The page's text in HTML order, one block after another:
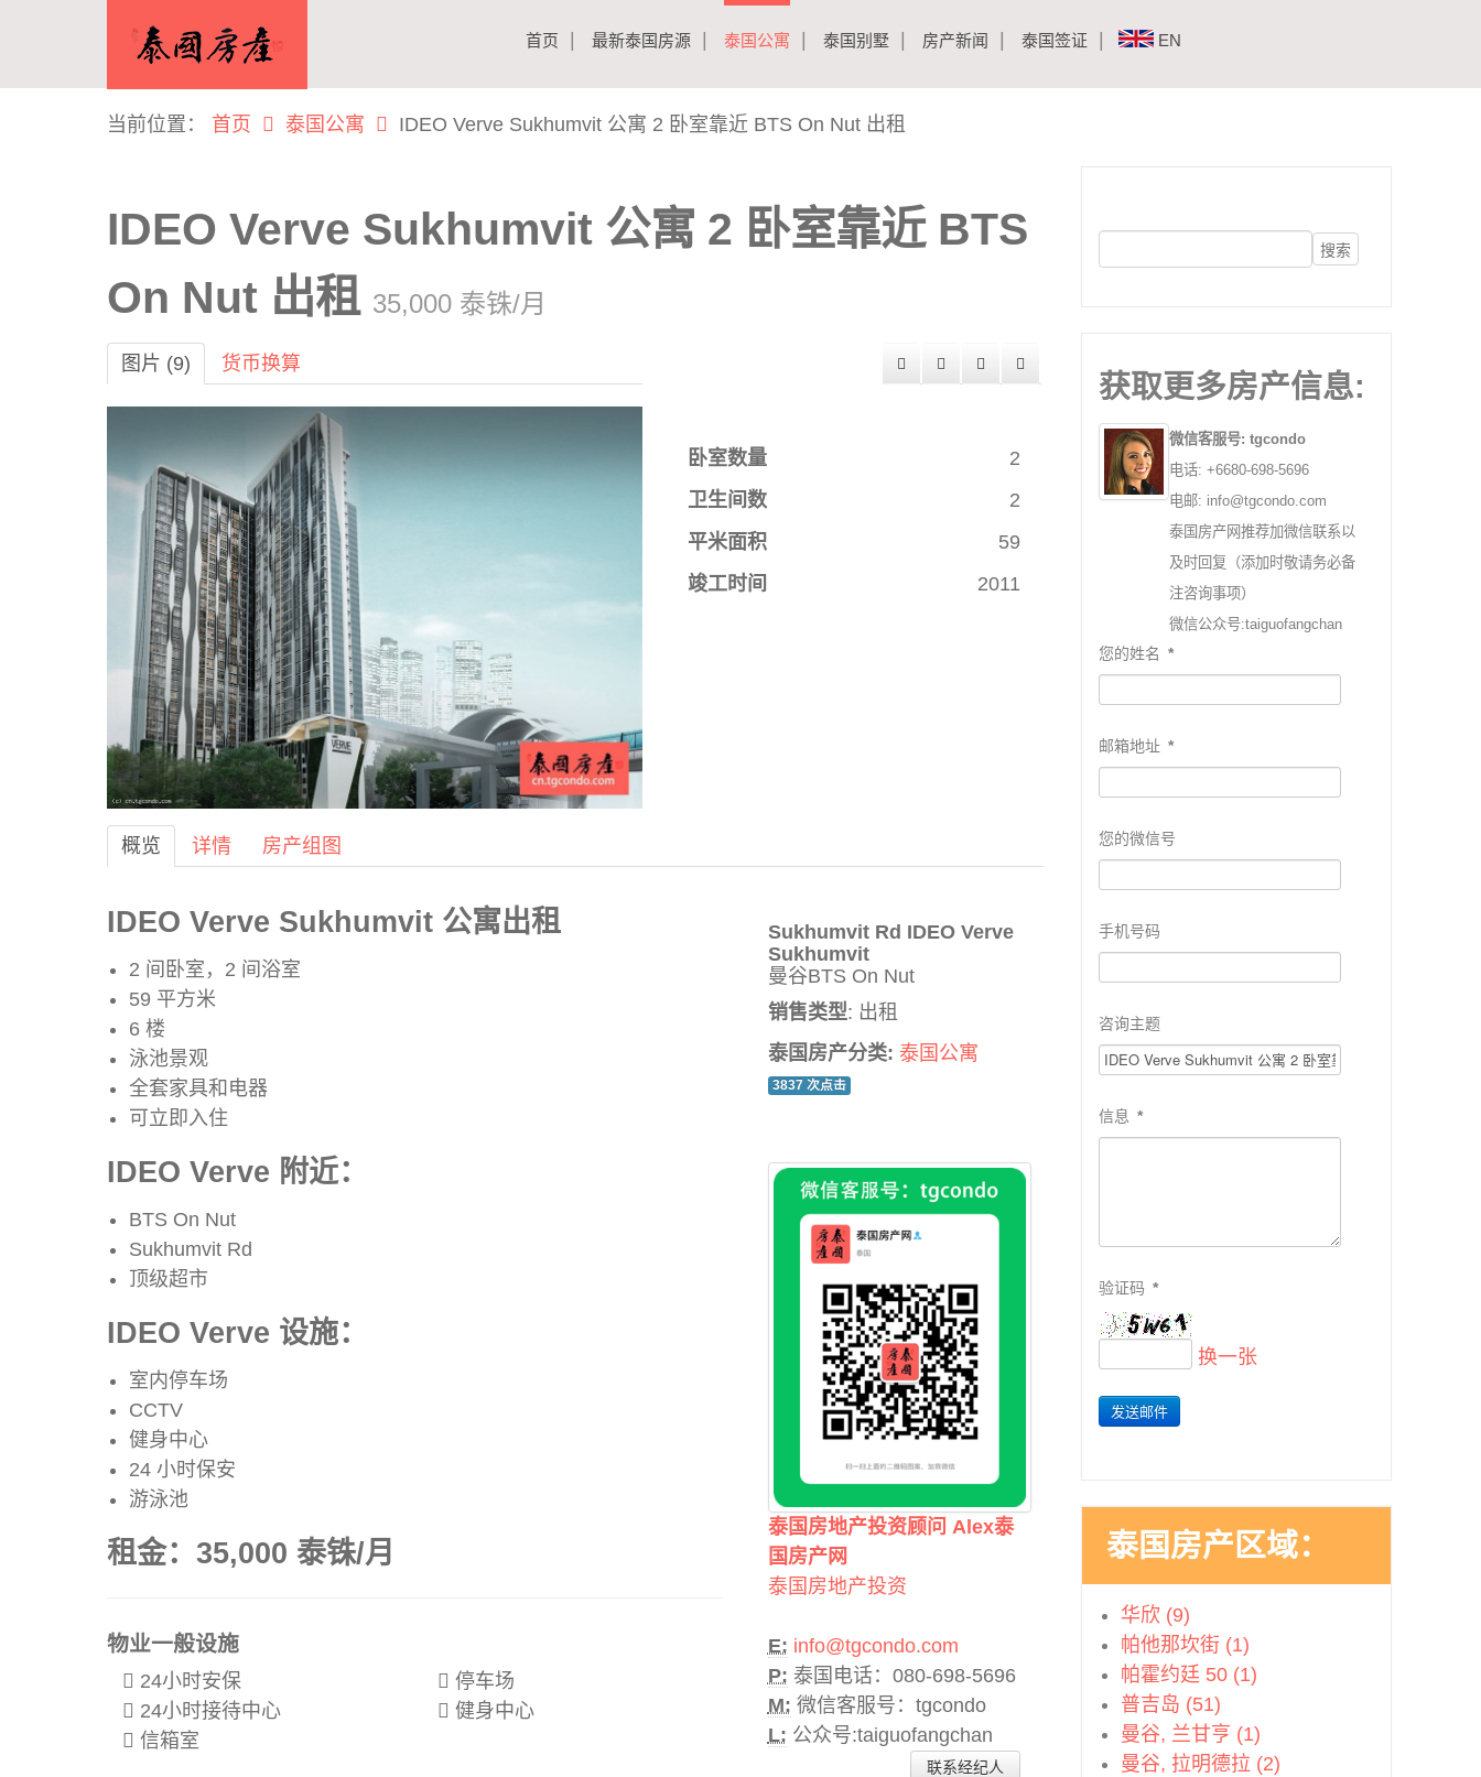
首页 最新泰国房源 泰国公寓 泰国别墅 房产新闻 泰国签证 EN
当前位置： 首页 泰国公寓 IDEO Verve Sukhumvit 公寓 2 卧室靠近 BTS On Nut 出租
IDEO Verve Sukhumvit 公寓 2 卧室靠近 BTS
On Nut 出租 35,000 泰铢/月
图片 (9) 货币换算
卧室数量
2
卫生间数
2
平米面积
59
竣工时间
2011
概览 详情 房产组图
IDEO Verve Sukhumvit 公寓出租
2 间卧室，2 间浴室
59 平方米
6 楼
泳池景观
全套家具和电器
可立即入住
IDEO Verve 附近：
BTS On Nut
Sukhumvit Rd
顶级超市
IDEO Verve 设施：
室内停车场
CCTV
健身中心
24 小时保安
游泳池
租金：35,000 泰铢/月
物业一般设施
24小时安保
24小时接待中心
信箱室
停车场
健身中心
Sukhumvit Rd IDEO Verve
Sukhumvit
曼谷BTS On Nut
销售类型: 出租
泰国房产分类: 泰国公寓
3837 次点击
泰国房地产投资顾问 Alex泰
国房产网
泰国房地产投资
E: info@tgcondo.com
P: 泰国电话：080-698-5696
M: 微信客服号：tgcondo
L: 公众号:taiguofangchan
联系经纪人
获取更多房产信息:
微信客服号: tgcondo
电话: +6680-698-5696
电邮: info@tgcondo.com
泰国房产网推荐加微信联系以
及时回复（添加时敬请务必备
注咨询事项）
微信公众号:taiguofangchan
您的姓名 *
邮箱地址 *
您的微信号
手机号码
咨询主题
信息 *
验证码 *
换一张
泰国房产区域：
华欣 (9)
帕他那坎街 (1)
帕霍约廷 50 (1)
普吉岛 (51)
曼谷, 兰甘亨 (1)
曼谷, 拉明德拉 (2)